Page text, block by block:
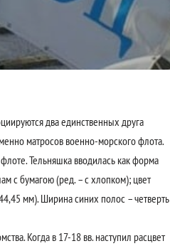
два единственных друга
матросов военно-морского флота.
Тельняшка вводилась как форма
с бумагою (ред. – с хлопком); цвет
мм). Ширина синих полос – четверть
Когда в 17-18 вв. наступил расцвет